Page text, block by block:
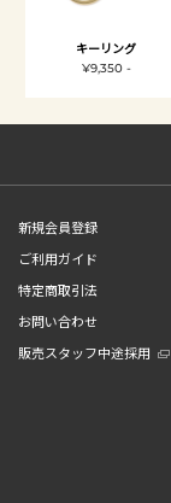
キーリング
¥9,350 -
新規会員登録
ご利用ガイド
特定商取引法
お問い合わせ
販売スタッフ中途採用